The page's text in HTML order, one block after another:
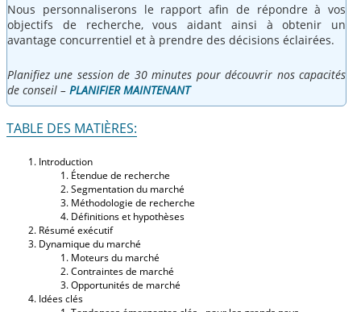
Nous personnaliserons le rapport afin de répondre à vos
objectifs de recherche, vous aidant ainsi à obtenir un
avantage concurrentiel et à prendre des décisions éclairées.
Planifiez une session de 30 minutes pour découvrir nos capacités
de conseil – PLANIFIER MAINTENANT
TABLE DES MATIÈRES:
Introduction
Étendue de recherche
Segmentation du marché
Méthodologie de recherche
Définitions et hypothèses
Résumé exécutif
Dynamique du marché
Moteurs du marché
Contraintes de marché
Opportunités de marché
Idées clés